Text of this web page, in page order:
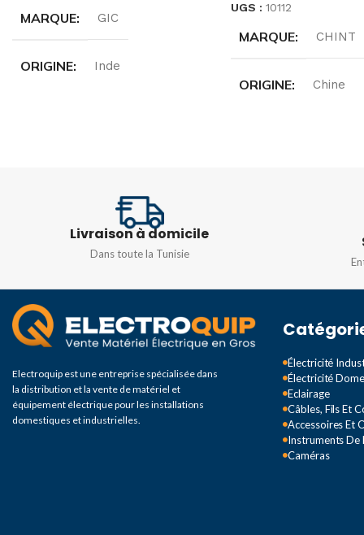
MARQUE GIC
ORIGINE Inde
UGS : 10112
MARQUE CHINT
ORIGINE Chine
240/
TYPE DE COURBE
Livraison à domicile
Dans toute la Tunisie
Electroquip est une entreprise spécialisée dans
la distribution et la vente de matériel et
équipement électrique pour les installations
domestiques et industrielles.
Électricité
Électricité
Eclairage
Câbles, Fils Et
Accessoires Et
Instruments De
Caméras